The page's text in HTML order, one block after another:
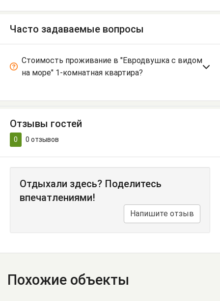
Часто задаваемые вопросы
Стоимость проживание в "Евродвушка с видом
на море" 1-комнатная квартира?
Отзывы гостей
0 0 отзывов
Отдыхали здесь? Поделитесь
впечатлениями!
Напишите отзыв
Похожие объекты